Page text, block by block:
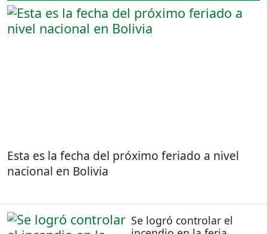
Esta es la fecha del próximo feriado a nivel
nacional en Bolivia
Se logró controlar el